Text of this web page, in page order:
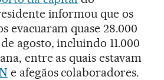
informou que os
evacuaram quase 28.000
agosto, incluindo 11.000
entre as quais estavam
e afegãos colaboradores.